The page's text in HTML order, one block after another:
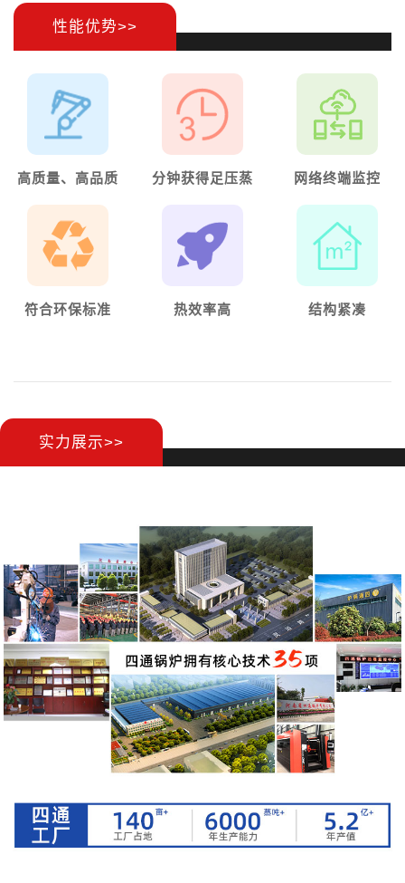
侧的半周为对流受热面，锅炉水管布置成W型燃烧气体
证书，实用新型名称：贯流式蒸汽锅炉;专利号：ZL
2017 3 0251943.6
燃气贯流蒸汽锅炉广泛应用于洗涤熨烫行业的干洗
房、干洗房、烘干房、干洗店、水洗机、大型洗衣机、
蒸汽烘干机、干洗杀菌等;食品行业的食品厂、饮料
厂、肉制品厂、酿酒厂、面包房、烘培机、洗碗机、牛
奶高温消毒、乳化机、乳化锅、化糖锅等;生物设备行
业的酵罐、发酵罐消毒、发酵罐空消、卧式发酵罐、啤
酒发酵罐、反应釜等;以及化工行业、包装行业、制药
性能优势>>
高质量、高品质 分钟获得足压蒸 网络终端监控
符合环保标准 热效率高 结构紧凑
实力展示>>